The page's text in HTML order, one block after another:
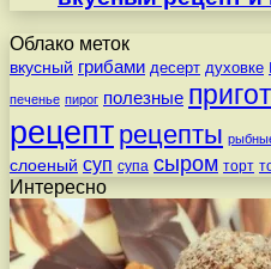
Облако меток
вкусный грибами десерт духовке
печенье пирог полезные
рецепт рецепты
слоеный суп супа сыром торт
Интересно